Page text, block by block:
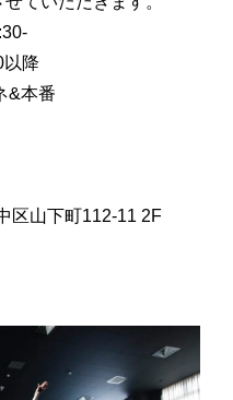
以降
&本番
区山下町112-11 2F